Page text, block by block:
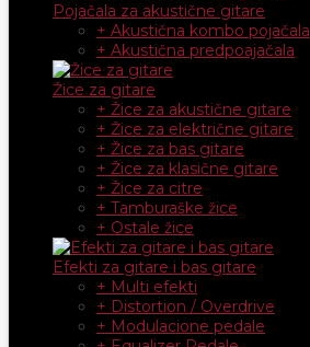
Pojačala za akustične gitare
+ Akustična kombo pojačala
+ Akustična predpoajačala
Žice za gitare
+ Žice za akustične gitare
+ Žice za električne gitare
+ Žice za bas gitare
+ Žice za klasične gitare
+ Žice za citre
+ Tamburaške žice
+ Ostale žice
Efekti za gitare i bas gitare
+ Multi efekti
+ Distortion / Overdrive
+ Modulacione pedale